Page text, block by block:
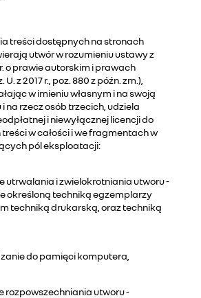
treści dostępnych na stronach
utwór w rozumieniu ustawy z
o prawie autorskim i prawach
z 2017 r., poz. 880 z późn. zm.),
w imieniu własnym i na swoją
i na rzecz osób trzecich, udziela
i niewyłącznej licencji do
w całości i we fragmentach w
pól eksploatacji:
utrwalania i zwielokrotniania utworu -
określoną techniką egzemplarzy
techniką drukarską, oraz techniką
do pamięci komputera,
rozpowszechniania utworu -